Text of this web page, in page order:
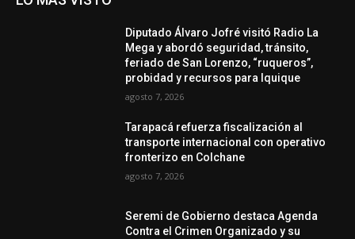
Diputado Álvaro Jofré visitó Radio La
Mega y abordó seguridad, tránsito,
feriado de San Lorenzo, “ruqueros”,
probidad y recursos para Iquique
agosto 7, 2026
Tarapacá refuerza fiscalización al
transporte internacional con operativo
fronterizo en Colchane
agosto 7, 2026
Seremi de Gobierno destaca Agenda
Contra el Crimen Organizado y su